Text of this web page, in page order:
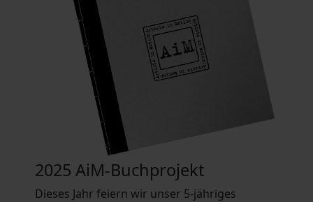
2025 AiM-Buchprojekt
Dieses Jahr feiern wir unser 5-jähriges